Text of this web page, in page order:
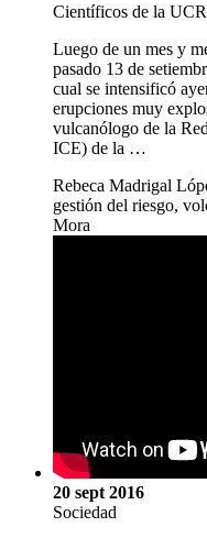
Científicos de la
Luego de un mes y
pasado 13 de
cual se intensificó
erupciones muy
vulcanólogo de la
ICE) de la …
Rebeca Madrigal
gestión del riesgo,
Mora
20 sept 2016
Sociedad